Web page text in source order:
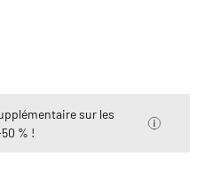
sur les
% !